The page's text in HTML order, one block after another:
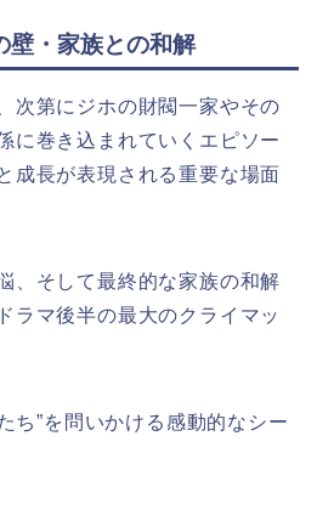
壁・家族との和解
次第にジホの財閥一家やその
に巻き込まれていくエピソー
成長が表現される重要な場面
、そして最終的な家族の和解
ラマ後半の最大のクライマッ
ち”を問いかける感動的なシー